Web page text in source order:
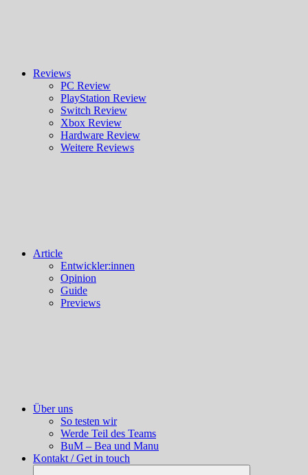
Reviews
PC Review
PlayStation Review
Switch Review
Xbox Review
Hardware Review
Weitere Reviews
Article
Entwickler:innen
Opinion
Guide
Previews
Über uns
So testen wir
Werde Teil des Teams
BuM – Bea und Manu
Kontakt / Get in touch